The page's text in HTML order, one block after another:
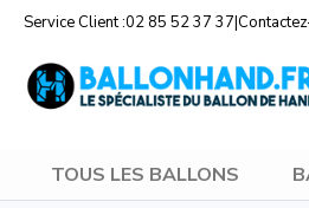
Service Client :02 85 52 37 37|
TOUS LES BALLONS